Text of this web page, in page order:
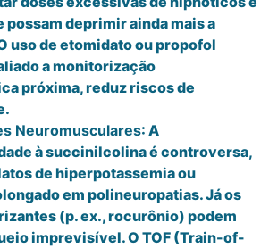
possam deprimir ainda mais a
uso de etomidato ou propofol
a monitorização
próxima, reduz riscos de
Neuromusculares: A
à succinilcolina é controversa,
de hiperpotassemia ou
em polineuropatias. Já os
(p. ex., rocurônio) podem
imprevisível. O TOF (Train-of-